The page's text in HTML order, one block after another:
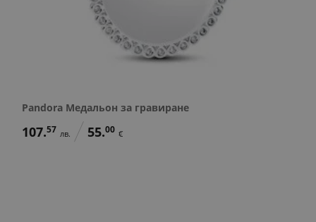
Pandora Медальон за гравиране
107.57 лв. 55.00 €